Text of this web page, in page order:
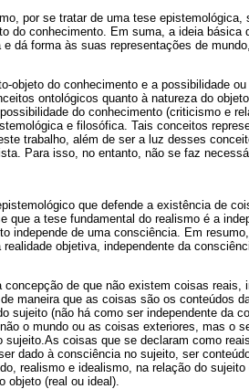
por se tratar de uma tese
do conhecimento. Em suma, a ideia básica
dá forma às suas representações de
objeto do conhecimento e a possibilidade
ontológicos quanto à natureza do
do conhecimento (criticismo e
e filosófica. Tais conceitos
trabalho, além de ser a luz desses
Para isso, no entanto, não se faz
que defende a existência de
que a tese fundamental do realismo é a
independe de uma consciência. Em
objetiva, independente da
de que não existem coisas reais,
maneira que as coisas são os conteúdos
sujeito (não há como ser independente da
o mundo ou as coisas exteriores, mas o
coisas que se declaram como
dado à consciência no sujeito, ser
realismo e idealismo, na relação do
objeto (real ou ideal).